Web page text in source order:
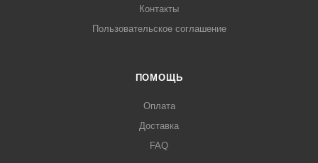
Контакты
Пользовательское соглашение
ПОМОЩЬ
Оплата
Доставка
FAQ